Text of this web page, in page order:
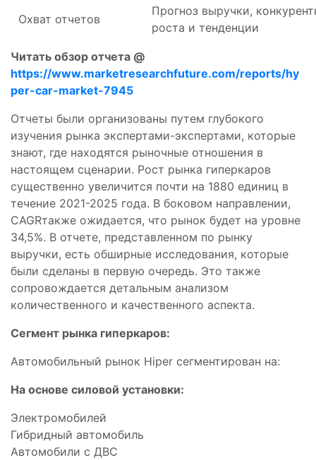
Охват отчетов
Прогноз выручки,
роста и тенденции
Читать обзор отчета @
https://www.marketresearchfuture.com/reports/hy
per-car-market-7945
Отчеты были организованы путем глубокого
изучения рынка экспертами-экспертами, которые
знают, где находятся рыночные отношения в
настоящем сценарии. Рост рынка гиперкаров
существенно увеличится почти на 1880 единиц в
течение 2021-2025 года. В боковом направлении,
CAGRтакже ожидается, что рынок будет на уровне
34,5%. В отчете, представленном по рынку
выручки, есть обширные исследования, которые
были сделаны в первую очередь. Это также
сопровождается детальным анализом
количественного и качественного аспекта.
Сегмент рынка гиперкаров:
Автомобильный рынок Hiper сегментирован на:
На основе силовой установки:
Электромобилей
Гибридный автомобиль
Автомобили с ДВС